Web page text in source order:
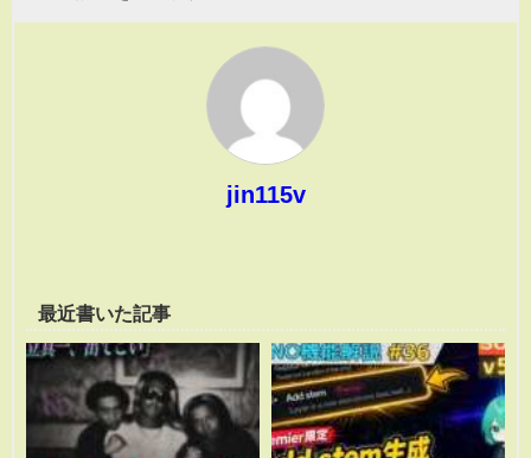
jin115v
最近書いた記事